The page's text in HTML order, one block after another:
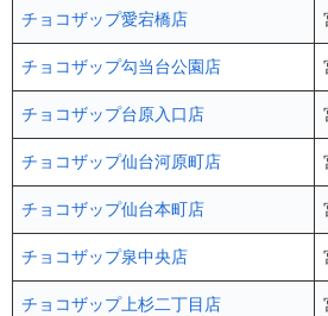
チョコザップ愛宕橋店
チョコザップ勾当台公園店
チョコザップ台原入口店
チョコザップ仙台河原町店
チョコザップ仙台本町店
チョコザップ泉中央店
チョコザップ上杉二丁目店